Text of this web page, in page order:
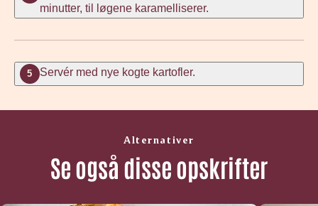
minutter, til løgene karamelliserer.
5 Servér med nye kogte kartofler.
Alternativer
Se også disse opskrifter